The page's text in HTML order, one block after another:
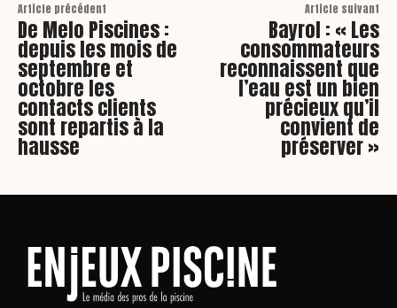
Article précédent
De Melo Piscines :
depuis les mois de
septembre et
octobre les
contacts clients
sont repartis à la
hausse
Article suivant
Bayrol : « Les
consommateurs
reconnaissent que
l’eau est un bien
précieux qu’il
convient de
préserver »